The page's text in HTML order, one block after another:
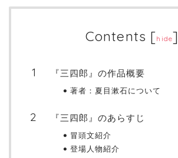
Contents [hide]
『三四郎』の作品概要
著者：夏目漱石について
『三四郎』のあらすじ
冒頭文紹介
登場人物紹介